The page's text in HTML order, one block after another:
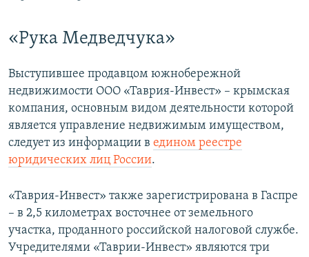
«Рука Медведчука»
Выступившее продавцом южнобережной
недвижимости ООО «Таврия-Инвест» – крымская
компания, основным видом деятельности которой
является управление недвижимым имуществом,
следует из информации в едином реестре
юридических лиц России.
«Таврия-Инвест» также зарегистрирована в Гаспре
– в 2,5 километрах восточнее от земельного
участка, проданного российской налоговой службе.
Учредителями «Таврии-Инвест» являются три